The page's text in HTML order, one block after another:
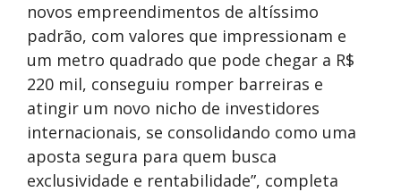
novos empreendimentos de altíssimo
padrão, com valores que impressionam e
um metro quadrado que pode chegar a R$
220 mil, conseguiu romper barreiras e
atingir um novo nicho de investidores
internacionais, se consolidando como uma
aposta segura para quem busca
exclusividade e rentabilidade”, completa